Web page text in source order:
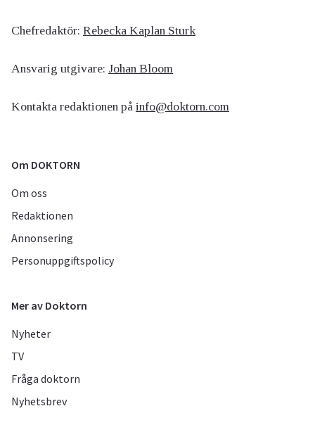
Chefredaktör: Rebecka Kaplan Sturk
Ansvarig utgivare: Johan Bloom
Kontakta redaktionen på info@doktorn.com
Om DOKTORN
Om oss
Redaktionen
Annonsering
Personuppgiftspolicy
Mer av Doktorn
Nyheter
TV
Fråga doktorn
Nyhetsbrev